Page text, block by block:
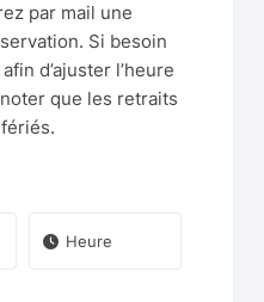
par mail une
Si besoin
d’ajuster l’heure
que les retraits